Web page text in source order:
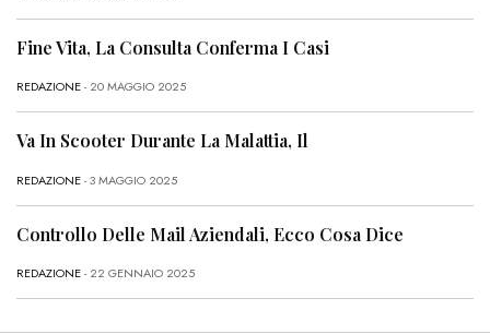
Fine Vita, La Consulta Conferma I Casi
REDAZIONE- 20 MAGGIO 2025
Va In Scooter Durante La Malattia, Il
REDAZIONE- 3 MAGGIO 2025
Controllo Delle Mail Aziendali, Ecco Cosa Dice
REDAZIONE- 22 GENNAIO 2025